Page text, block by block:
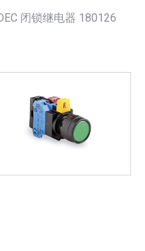
闭锁继电器 180126